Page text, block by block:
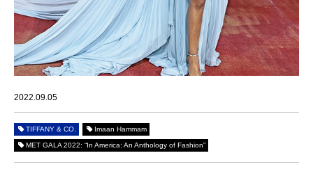
2022.09.05
TIFFANY & CO. Imaan Hammam
MET GALA 2022: “In America: An Anthology of Fashion”